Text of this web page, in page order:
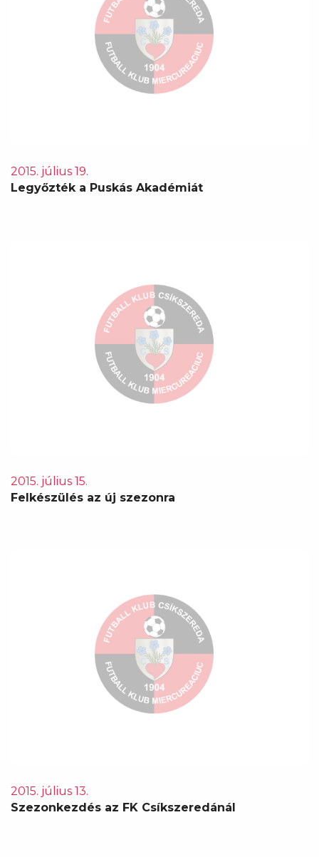
2015. július 19.
Legyőzték a Puskás Akadémiát
2015. július 15.
Felkészülés az új szezonra
2015. július 13.
Szezonkezdés az FK Csíkszeredánál